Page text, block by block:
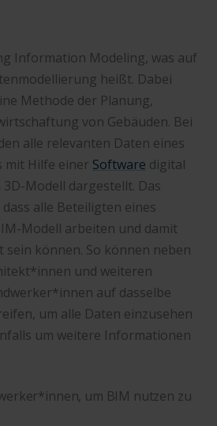
Information Modeling, was auf
heißt. Dabei
Methode der Planung,
von Gebäuden. Bei
alle relevanten Daten eines
mit Hilfe einer Software digital
Modell dargestellt. Das
alle Beteiligten eines
Modell arbeiten und damit
können. So können neben
und weiteren
auf dasselbe
um alle Daten einzusehen
um weitere Informationen
um BIM nutzen zu